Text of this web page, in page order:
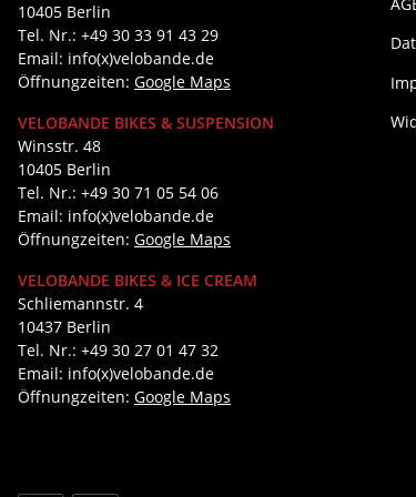
10405 Berlin
Tel. Nr.: +49 30 33 91 43 29
Email: info(x)velobande.de
Öffnungzeiten: Google Maps
VELOBANDE BIKES & SUSPENSION
Winsstr. 48
10405 Berlin
Tel. Nr.: +49 30 71 05 54 06
Email: info(x)velobande.de
Öffnungzeiten: Google Maps
VELOBANDE BIKES & ICE CREAM
Schliemannstr. 4
10437 Berlin
Tel. Nr.: +49 30 27 01 47 32
Email: info(x)velobande.de
Öffnungzeiten: Google Maps